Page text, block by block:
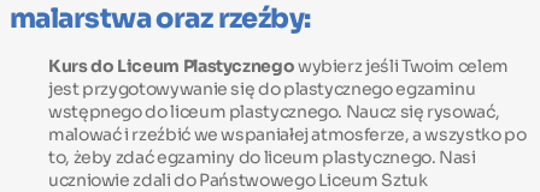
malarstwa oraz rzeźby:
Kurs do Liceum Plastycznegowybierz jeśli Twoim celem
jest przygotowywanie się do plastycznego egzaminu
wstępnego do liceum plastycznego. Naucz się rysować,
malować i rzeźbić we wspaniałej atmosferze, a wszystko po
to, żeby zdać egzaminy do liceum plastycznego. Nasi
uczniowie zdali do Państwowego Liceum Sztuk